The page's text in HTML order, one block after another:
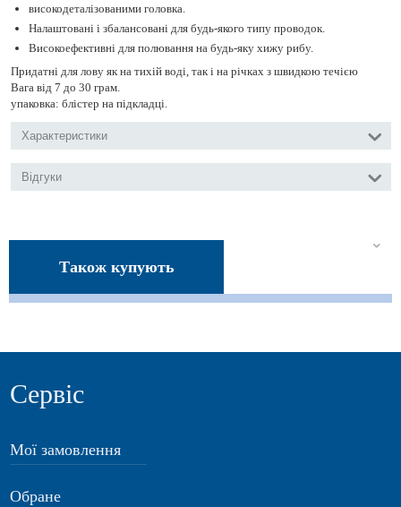
високодеталізованими головка.
Налаштовані і збалансовані для будь-якого типу проводок.
Високоефективні для полювання на будь-яку хижу рибу.
Придатні для лову як на тихій воді, так і на річках з швидкою течією
Вага від 7 до 30 грам.
упаковка: блістер на підкладці.
Характеристики
Відгуки
Також купують
Сервіс
Мої замовлення
Обране